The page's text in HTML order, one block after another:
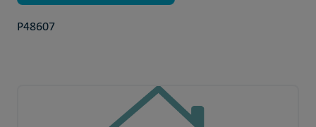
P48607